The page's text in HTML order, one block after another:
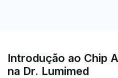
Introdução ao Chip
na Dr. Lumimed